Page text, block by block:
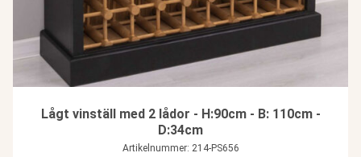
Lågt vinställ med 2 lådor - H:90cm - B: 110cm -
D:34cm
Artikelnummer: 214-PS656